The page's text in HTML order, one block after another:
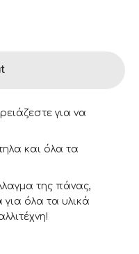
για να
και όλα τα
της πάνας,
για όλα τα υλικά